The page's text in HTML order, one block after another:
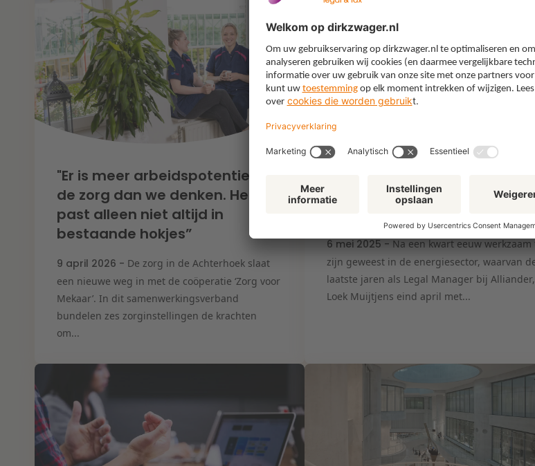
"Er is meer arbeidspotentieel in
de zorg dan we denken. Het
past alleen niet altijd in
bestaande hokjes”
9 april 2026 - De zorg in de Achterhoek slaat
een nieuwe weg in met de coöperatie ‘Zorg voor
Mekaar’. In dit samenwerkingsverband
bundelen zes zorginstellingen de krachten
om...
lessen uit een juridische
6 mei 2025 - Na een kwart eeuw werkzaam
zijn geweest in de energiesector, waarvan
laatste jaren als Legal Manager bij
Loek Muijtjens eind april met...